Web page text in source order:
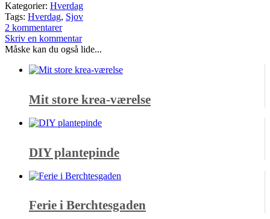
Kategorier: Hverdag
Tags: Hverdag, Sjov
2 kommentarer
Skriv en kommentar
Måske kan du også lide...
Mit store krea-værelse
DIY plantepinde
Ferie i Berchtesgaden